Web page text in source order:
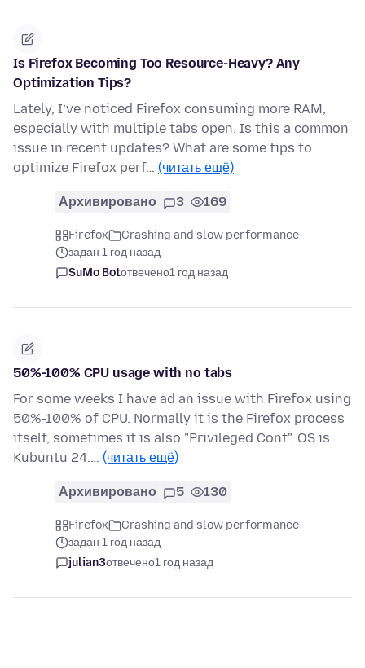
Is Firefox Becoming Too Resource-Heavy? Any
Optimization Tips?
Lately, I’ve noticed Firefox consuming more RAM,
especially with multiple tabs open. Is this a common
issue in recent updates? What are some tips to
optimize Firefox perf… (читать ещё)
Архивировано 3 169
Firefox
Crashing and slow performance
задан 1 год назад
SuMo Botотвечено1 год назад
50%-100% CPU usage with no tabs
For some weeks I have ad an issue with Firefox using
50%-100% of CPU. Normally it is the Firefox process
itself, sometimes it is also "Privileged Cont". OS is
Kubuntu 24.… (читать ещё)
Архивировано 5 130
Firefox
Crashing and slow performance
задан 1 год назад
julian3отвечено1 год назад